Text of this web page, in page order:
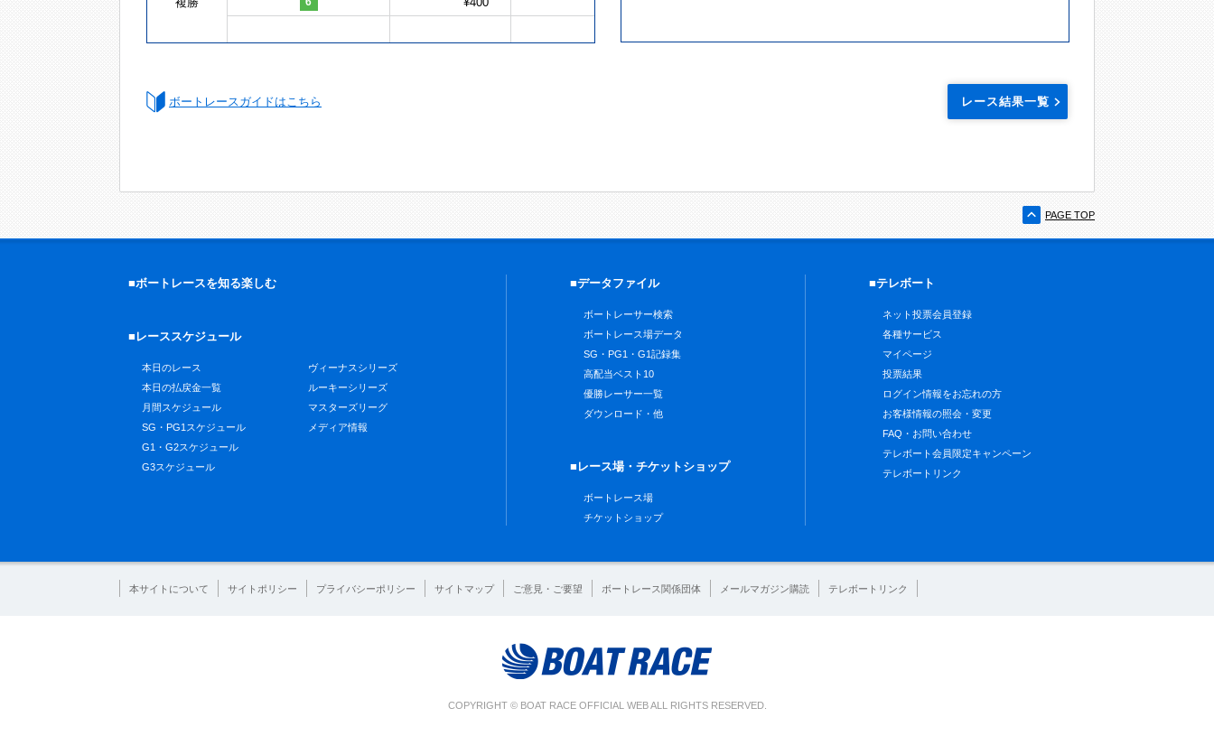
ボートレースガイドはこちら レース結果一覧
PAGE TOP
■ボートレースを知る楽しむ
■レーススケジュール
本日のレース
本日の払戻金一覧
月間スケジュール
SG・PG1スケジュール
G1・G2スケジュール
G3スケジュール
ヴィーナスシリーズ
ルーキーシリーズ
マスターズリーグ
メディア情報
■データファイル
ボートレーサー検索
ボートレース場データ
SG・PG1・G1記録集
高配当ベスト10
優勝レーサー一覧
ダウンロード・他
■レース場・チケットショップ
ボートレース場
チケットショップ
■テレボート
ネット投票会員登録
各種サービス
マイページ
投票結果
ログイン情報をお忘れの方
お客様情報の照会・変更
FAQ・お問い合わせ
テレボート会員限定キャンペーン
テレボートリンク
本サイトについて サイトポリシー プライバシーポリシー サイトマップ ご意見・ご要望 ボートレース関係団体 メールマガジン購読 テレボートリンク
COPYRIGHT © BOAT RACE OFFICIAL WEB ALL RIGHTS RESERVED.